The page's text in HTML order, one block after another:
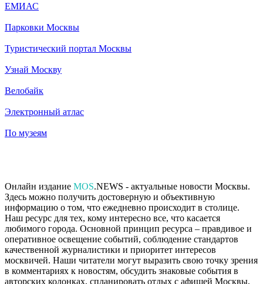
ЕМИАС
Парковки Москвы
Туристический портал Москвы
Узнай Москву
Велобайк
Электронный атлас
По музеям
Онлайн издание MOS.NEWS - актуальные новости Москвы.
Здесь можно получить достоверную и объективную
информацию о том, что ежедневно происходит в столице.
Наш ресурс для тех, кому интересно все, что касается
любимого города. Основной принцип ресурса – правдивое и
оперативное освещение событий, соблюдение стандартов
качественной журналистики и приоритет интересов
москвичей. Наши читатели могут выразить свою точку зрения
в комментариях к новостям, обсудить знаковые события в
авторских колонках, спланировать отдых с афишей Москвы,